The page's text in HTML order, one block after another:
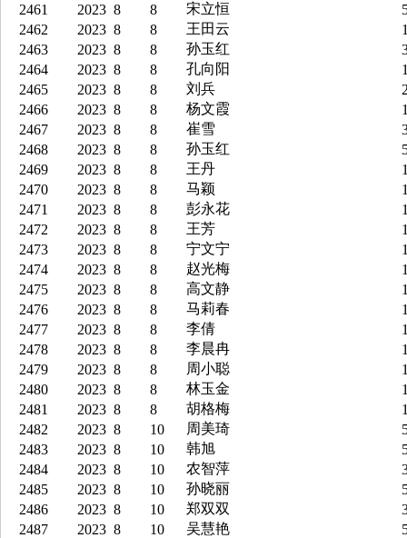
2461
2023 8 8 宋立恒
2462
2023 8 8 王田云
2463
2023 8 8 孙玉红
2464
2023 8 8 孔向阳
2465
2023 8 8 刘兵
2466
2023 8 8 杨文霞
2467
2023 8 8 崔雪
2468
2023 8 8 孙玉红
2469
2023 8 8 王丹
2470
2023 8 8 马颖
2471
2023 8 8 彭永花
2472
2023 8 8 王芳
2473
2023 8 8 宁文宁
2474
2023 8 8 赵光梅
2475
2023 8 8 高文静
2476
2023 8 8 马莉春
2477
2023 8 8 李倩
2478
2023 8 8 李晨冉
2479
2023 8 8 周小聪
2480
2023 8 8 林玉金
2481
2023 8 8 胡格梅
2482
2023 8 10 周美琦
2483
2023 8 10 韩旭
2484
2023 8 10 农智萍
2485
2023 8 10 孙晓丽
2486
2023 8 10 郑双双
2487
2023 8 10 吴慧艳